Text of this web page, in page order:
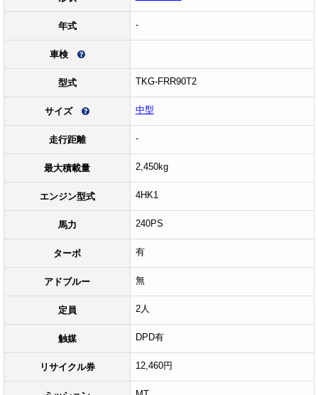
年式 -
車検
型式 TKG-FRR90T2
サイズ 中型
走行距離 -
最大積載量 2,450kg
エンジン型式 4HK1
馬力 240PS
ターボ 有
アドブルー 無
定員 2人
触媒 DPD有
リサイクル券 12,460円